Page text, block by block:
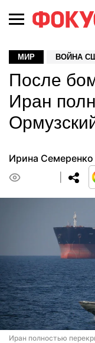
МИР ВОЙНА
После
Иран
Ирина Семеренко
Иран полностью